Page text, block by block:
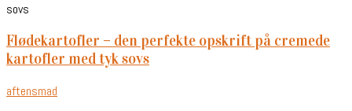
flødekartofler – den perfekte opskrift på cremede
kartofler med tyk sovs
aftensmad